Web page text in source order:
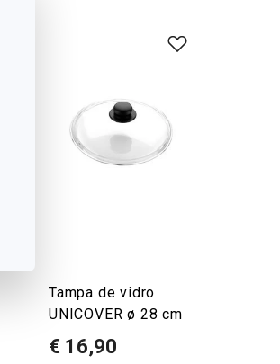
Tampa de vidro
UNICOVER ø 28 cm
€ 16,90